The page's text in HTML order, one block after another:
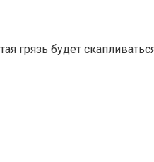
будет